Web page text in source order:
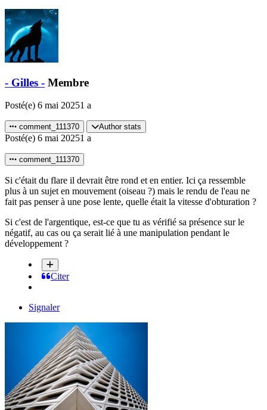
- Gilles - Membre
Posté(e) 6 mai 20251 a
comment_111370 Author stats
Posté(e) 6 mai 20251 a
comment_111370
Si c'était du flare il devrait être rond et en entier. Ici ça ressemble
plus à un sujet en mouvement (oiseau ?) mais le rendu de l'eau ne
fait pas penser à une pose lente, quelle était la vitesse d'obturation ?
Si c'est de l'argentique, est-ce que tu as vérifié sa présence sur le
négatif, au cas ou ça serait lié à une manipulation pendant le
développement ?
Citer
Signaler